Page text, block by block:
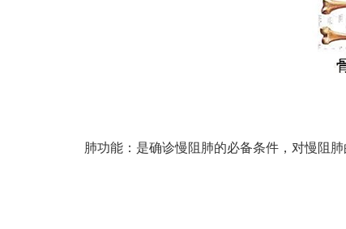
肺功能：是确诊慢阻肺的必备条件，对慢阻肺